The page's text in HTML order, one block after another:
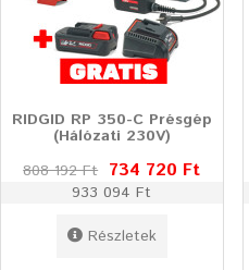
RIDGID RP 350-C Présgép
(Hálózati 230V)
808 192 Ft 734 720 Ft
933 094 Ft
Részletek